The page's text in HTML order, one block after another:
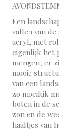
Een
vallen van
acryl, met
eigenlijk het
mengen, er
mooie
van een
zo moeilijk
boten in de
zon en de
haaltjes van